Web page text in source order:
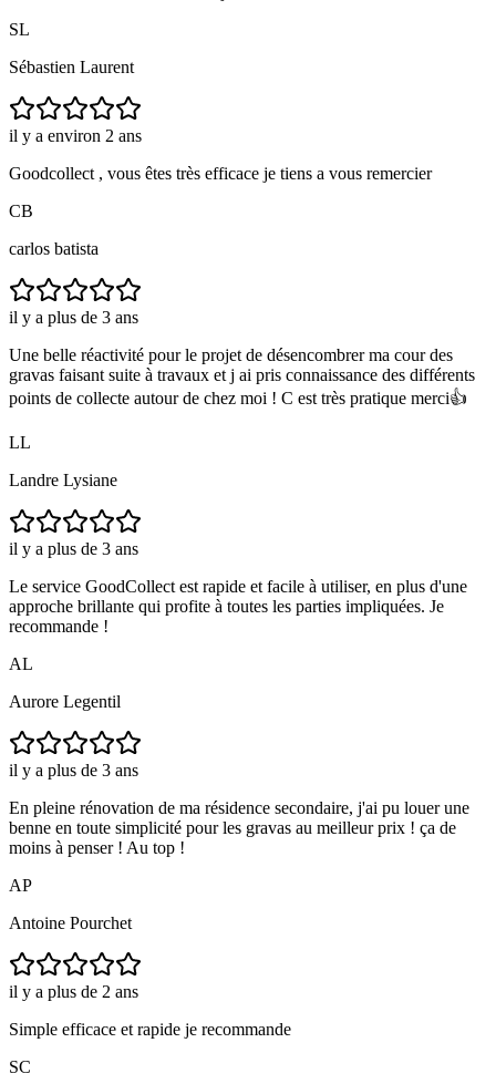
SL
Sébastien Laurent
il y a environ 2 ans
Goodcollect , vous êtes très efficace je tiens a vous remercier
CB
carlos batista
il y a plus de 3 ans
Une belle réactivité pour le projet de désencombrer ma cour des
gravas faisant suite à travaux et j ai pris connaissance des différents
points de collecte autour de chez moi ! C est très pratique merci👍
LL
Landre Lysiane
il y a plus de 3 ans
Le service GoodCollect est rapide et facile à utiliser, en plus d'une
approche brillante qui profite à toutes les parties impliquées. Je
recommande !
AL
Aurore Legentil
il y a plus de 3 ans
En pleine rénovation de ma résidence secondaire, j'ai pu louer une
benne en toute simplicité pour les gravas au meilleur prix ! ça de
moins à penser ! Au top !
AP
Antoine Pourchet
il y a plus de 2 ans
Simple efficace et rapide je recommande
SC